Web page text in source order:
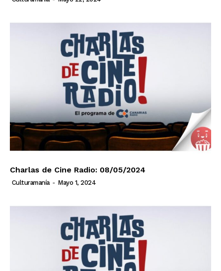
Charlas de Cine Radio: 08/05/2024
Culturamanía - Mayo 1, 2024